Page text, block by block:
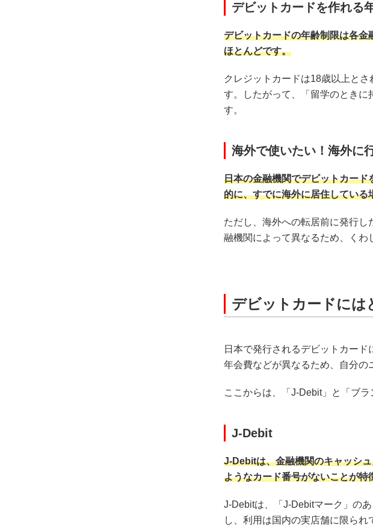
デビットカードを作れる
デビットカードの年齢制限は各
ほとんどです。
クレジットカードは18歳以上と
す。したがって、「留学のとき
す。
海外で使いたい！海外に
日本の金融機関でデビットカー
的に、すでに海外に居住している
ただし、海外への転居前に発行
融機関によって異なるため、くわ
デビットカードには
日本で発行されるデビットカー
年会費などが異なるため、自分の
ここからは、「J-Debit」と「ブ
J-Debit
J-Debitは、金融機関のキャッシ
ようなカード番号がないことが特
J-Debitは、「J-Debitマーク」の
し、利用は国内の実店舗に限られ